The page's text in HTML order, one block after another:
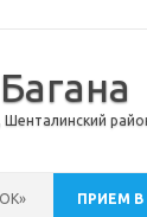
ПРИЕМ В